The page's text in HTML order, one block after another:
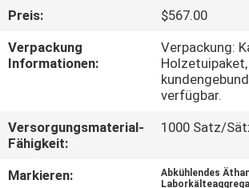
FABRIK-
AUSFLUG
QUALITÄTSKONTROLLE
TRETEN
SIE
Preis:
$567.00
Verpackung
Informationen:
Verpackung:
Holzetuipaket,
verfügbar.
Versorgungsmaterial-
Fähigkeit:
1000 Satz/
Markieren:
Abkühlendes